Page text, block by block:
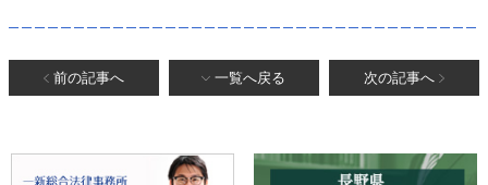
前の記事へ 一覧へ戻る 次の記事へ